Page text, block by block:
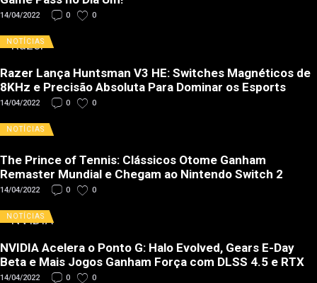
14/04/2022 0 0
NOTÍCIAS
Razer Lança Huntsman V3 HE: Switches Magnéticos de
8KHz e Precisão Absoluta Para Dominar os Esports
14/04/2022 0 0
NOTÍCIAS
The Prince of Tennis: Clássicos Otome Ganham
Remaster Mundial e Chegam ao Nintendo Switch 2
14/04/2022 0 0
NOTÍCIAS
NVIDIA Acelera o Ponto G: Halo Evolved, Gears E-Day
Beta e Mais Jogos Ganham Força com DLSS 4.5 e RTX
14/04/2022 0 0